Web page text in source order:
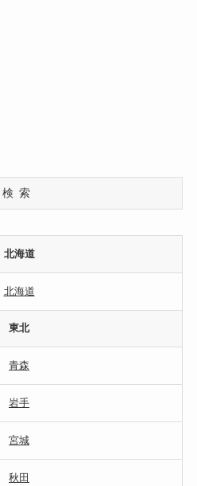
検索
北海道
北海道
東北
青森
岩手
宮城
秋田